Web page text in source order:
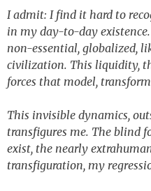
I admit: I find it hard to
in my day-to-day
non-essential, globalized,
civilization. This liquidity,
forces that model,
This invisible dynamics,
transfigures me. The blind
exist, the nearly
transfiguration, my